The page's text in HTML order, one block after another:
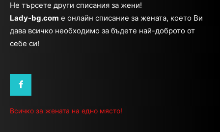
Не търсете други списания за жени!
Lady-bg.com e онлайн списание за жената, което Ви
дава всичко необходимо за бъдете най-доброто от
себе си!
Всичко за жената на едно място!